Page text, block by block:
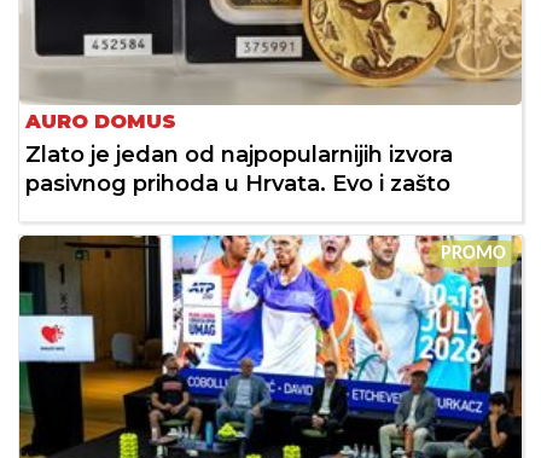
AURO DOMUS
Zlato je jedan od najpopularnijih izvora
pasivnog prihoda u Hrvata. Evo i zašto
PROMO